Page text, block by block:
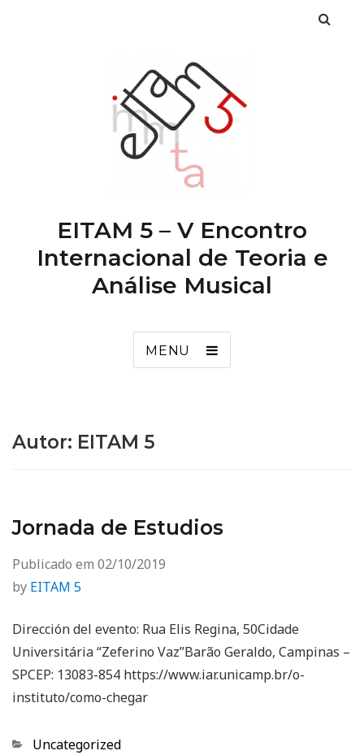
EITAM 5 – V Encontro
Internacional de Teoria e
Análise Musical
MENU
Autor: EITAM 5
Jornada de Estudios
Publicado em 02/10/2019
by EITAM 5
Dirección del evento: Rua Elis Regina, 50Cidade
Universitária “Zeferino Vaz”Barão Geraldo, Campinas –
SPCEP: 13083-854 https://www.iar.unicamp.br/o-
instituto/como-chegar
Categorias
Uncategorized